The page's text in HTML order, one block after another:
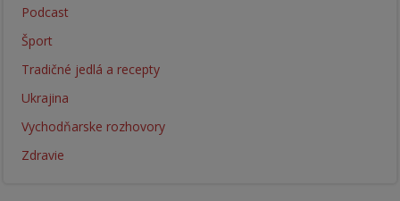
Podcast
Šport
Tradičné jedlá a recepty
Ukrajina
Vychodňarske rozhovory
Zdravie